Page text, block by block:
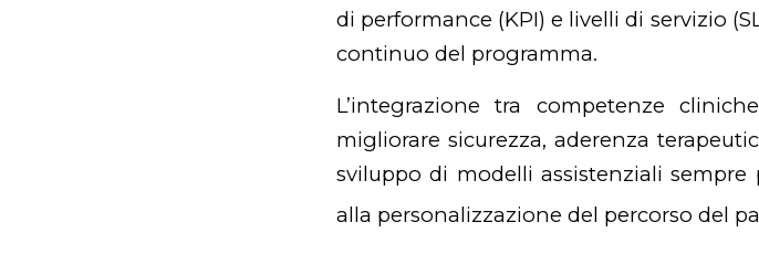
di performance (KPI) e livelli di servizio
continuo del programma.
L’integrazione tra competenze
migliorare sicurezza, aderenza
sviluppo di modelli assistenziali
alla personalizzazione del percorso del